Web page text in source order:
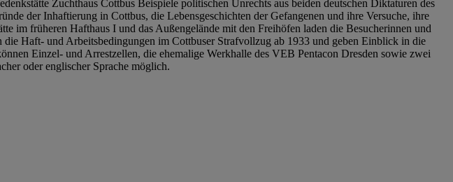
Zuchthaus Cottbus Beispiele politischen Unrechts aus beiden deutschen Diktaturen des
der Inhaftierung in Cottbus, die Lebensgeschichten der Gefangenen und ihre Versuche, ihre
im früheren Hafthaus I und das Außengelände mit den Freihöfen laden die Besucherinnen und
Haft- und Arbeitsbedingungen im Cottbuser Strafvollzug ab 1933 und geben Einblick in die
Einzel- und Arrestzellen, die ehemalige Werkhalle des VEB Pentacon Dresden sowie zwei
oder englischer Sprache möglich.